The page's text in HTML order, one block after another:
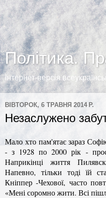
Політика.
Інтернет-версія
ВІВТОРОК, 6 ТРАВНЯ 2014 Р.
Незаслужено
Мало хто пам'ятає зараз
- з 1928 по 2000 рік -
Наприкінці життя
Напевно, тільки тоді їй
Кніппер -Чехової, часто
«Мені соромно жити. Всі